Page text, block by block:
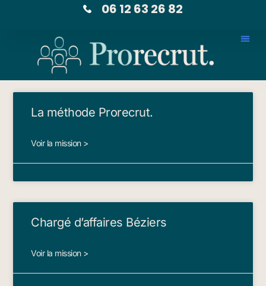
06 12 63 26 82
La méthode Prorecrut.
Voir la mission >
Chargé d’affaires Béziers
Voir la mission >